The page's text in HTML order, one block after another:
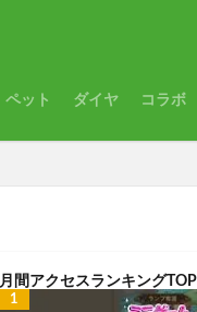
ペット ダイヤ コラボ
月間アクセスランキング